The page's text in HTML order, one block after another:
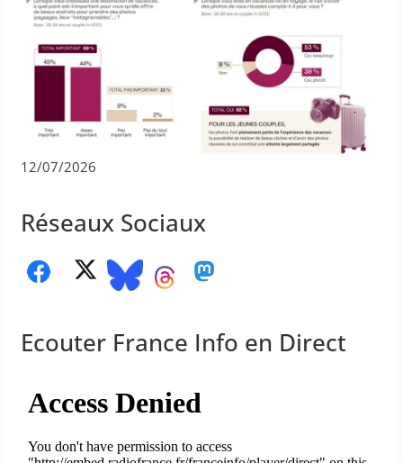
12/07/2026
Réseaux Sociaux
Ecouter France Info en Direct